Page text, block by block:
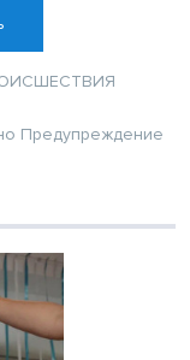
Предупреждение